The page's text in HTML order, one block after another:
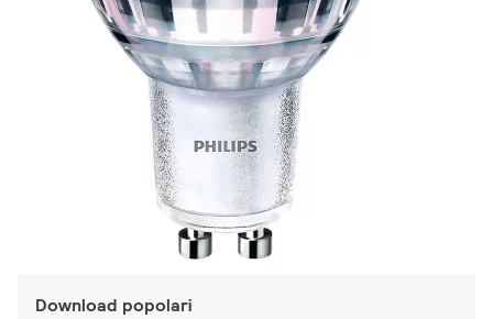
Download popolari